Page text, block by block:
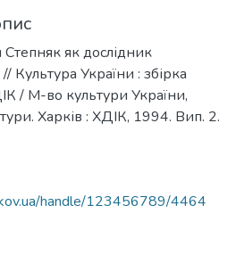
як дослідник
Культура України : збірка
/ М-во культури України,
Харків : ХДІК, 1994. Вип. 2.
handle/123456789/4464